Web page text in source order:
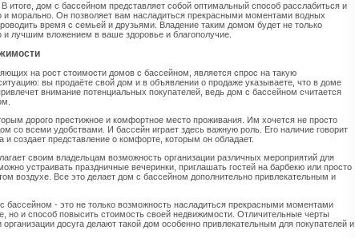
В итоге, дом с бассейном представляет собой оптимальный способ расслабиться и
и морально. Он позволяет вам насладиться прекрасными моментами водных
время с семьей и друзьями. Владение таким домом будет не только
лучшим вложением в ваше здоровье и благополучие.
на рост стоимости домов с бассейном, является спрос на такую
вы продаёте свой дом и в объявлении о продаже указываете, что в доме
внимание потенциальных покупателей, ведь дом с бассейном считается
дорого престижное и комфортное место проживания. Им хочется не просто
со всеми удобствами. И бассейн играет здесь важную роль. Его наличие говорит
создает представление о комфорте, которым он обладает.
своим владельцам возможность организации различных мероприятий для
устраивать праздничные вечеринки, приглашать гостей на барбекю или просто
воздухе. Все это делает дом с бассейном дополнительно привлекательным и
бассейном - это не только возможность насладиться прекрасными моментами
но и способ повысить стоимость своей недвижимости. Отличительные черты
досуга делают такой дом особенно привлекательным для покупателей и